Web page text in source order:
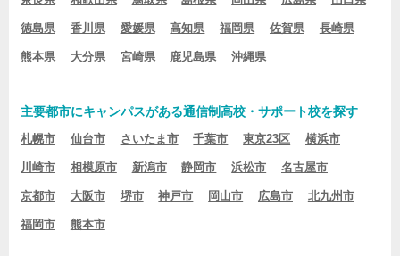
徳島県 香川県 愛媛県 高知県 福岡県 佐賀県 長崎県
熊本県 大分県 宮崎県 鹿児島県 沖縄県
主要都市にキャンパスがある通信制高校・サポート校を探す
札幌市 仙台市 さいたま市 千葉市 東京23区 横浜市
川崎市 相模原市 新潟市 静岡市 浜松市 名古屋市
京都市 大阪市 堺市 神戸市 岡山市 広島市 北九州市
福岡市 熊本市